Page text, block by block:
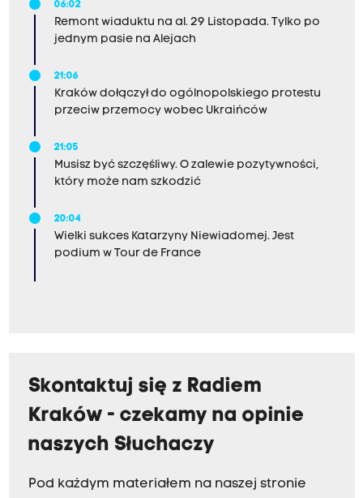
06:02
Remont wiaduktu na al. 29 Listopada. Tylko po
jednym pasie na Alejach
21:06
Kraków dołączył do ogólnopolskiego protestu
przeciw przemocy wobec Ukraińców
21:05
Musisz być szczęśliwy. O zalewie pozytywności,
który może nam szkodzić
20:04
Wielki sukces Katarzyny Niewiadomej. Jest
podium w Tour de France
Skontaktuj się z Radiem
Kraków - czekamy na opinie
naszych Słuchaczy
Pod każdym materiałem na naszej stronie